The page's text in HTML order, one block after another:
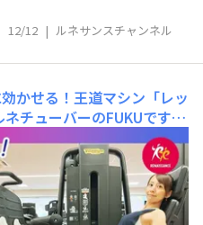
12/12 | ルネサンスチャンネル
かせる！王道マシン「レッ
ネチューバーのFUKUです！
ネサンスチャンネル」
【ジムトレ】太もも
「レッグプレス」の正しい
(^^)